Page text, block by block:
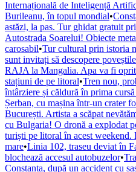
Internațională de Inteligență
Burileanu, în topul mondial•
astăzi, la pas. Tur ghidat gratuit
Autostrada Soarelui! Obiecte
carosabil•Tur cultural prin istoria
sunt invitați să descopere
RAJA la Mangalia. Apa va fi
stațiuni de pe litoral•Tren nou,
întârziere și căldură în prima
Șerban, cu mașina într-un crater
București. Artista a scăpat
cu Bulgaria! O dronă a explodat
turiști pe litoral în acest weekend.
mare•Linia 102, traseu deviat în
blochează accesul autobuzelor•
Constanța, după un accident cu